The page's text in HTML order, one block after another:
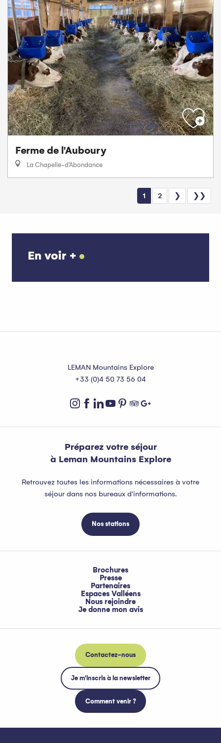
Ferme de l'Auboury
La Chapelle-d'Abondance
1 2 ❯ ❯❯
En voir +
LEMAN Mountains Explore
+33 (0)4 50 73 56 04
Préparez votre séjour
à Leman Mountains Explore
Retrouvez toutes les informations nécessaires à votre
séjour dans nos bureaux d'informations.
Nos stations
Brochures
Presse
Partenaires
Espaces Valléens
Nous rejoindre
Je donne mon avis
Contactez-nous
Je m'inscris à la newsletter
Comment venir ?